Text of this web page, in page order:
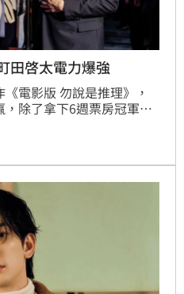
田啓太電力爆強
電影版 勿說是推理》，
除了拿下6週票房冠軍
亞洲的日本男神町田啓
外舉辦宣傳活動，意義相